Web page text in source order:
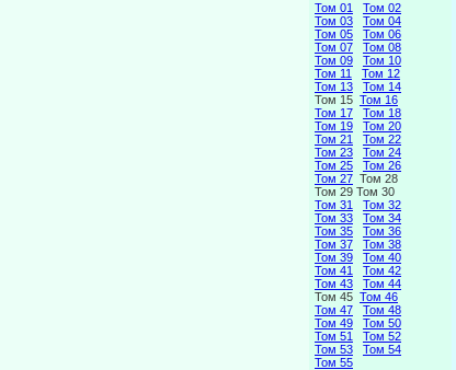
Том 01
Том 02
Том 03
Том 04
Том 05
Том 06
Том 07
Том 08
Том 09
Том 10
Том 11
Том 12
Том 13
Том 14
Том 15 Том 16
Том 17
Том 18
Том 19
Том 20
Том 21
Том 22
Том 23
Том 24
Том 25
Том 26
Том 27 Том 28
Том 29 Том 30
Том 31
Том 32
Том 33
Том 34
Том 35
Том 36
Том 37
Том 38
Том 39
Том 40
Том 41
Том 42
Том 43
Том 44
Том 45 Том 46
Том 47
Том 48
Том 49
Том 50
Том 51
Том 52
Том 53
Том 54
Том 55